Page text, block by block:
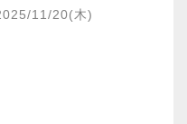
11/20(木)